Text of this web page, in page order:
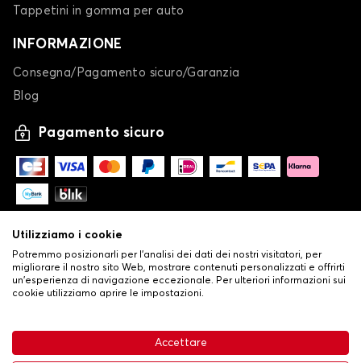
Tappetini in gomma per auto
INFORMAZIONE
Consegna/Pagamento sicuro/Garanzia
Blog
Pagamento sicuro
Condizioni generali di vendita•
Politica sulla privacy e sui cookie•Livraison
Utilizziamo i cookie
Potremmo posizionarli per l'analisi dei dati dei nostri visitatori, per
migliorare il nostro sito Web, mostrare contenuti personalizzati e offrirti
un'esperienza di navigazione eccezionale. Per ulteriori informazioni sui
cookie utilizziamo aprire le impostazioni.
Accettare